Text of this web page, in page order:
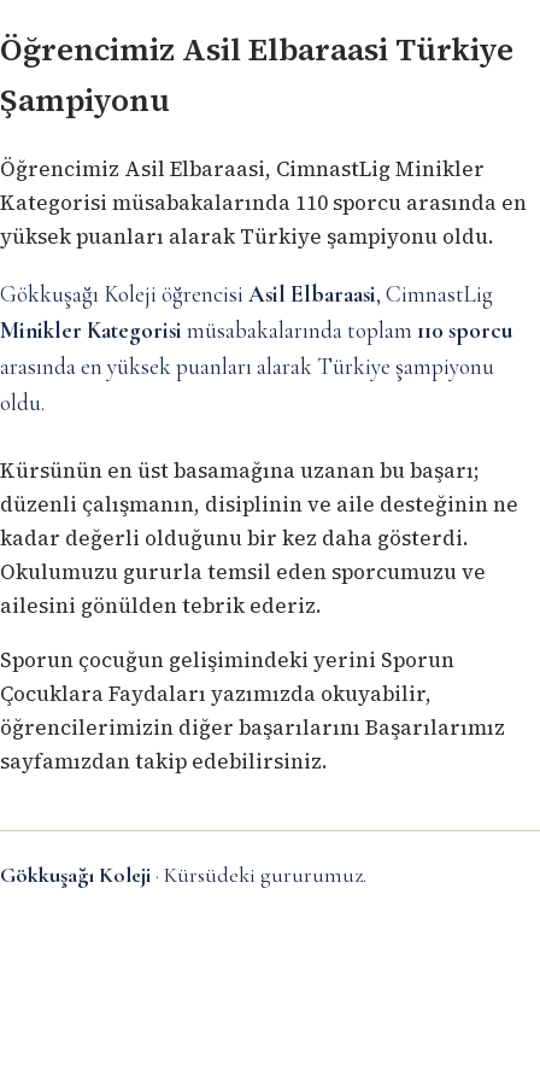
Öğrencimiz Asil Elbaraasi Türkiye
Şampiyonu
Öğrencimiz Asil Elbaraasi, CimnastLig Minikler
Kategorisi müsabakalarında 110 sporcu arasında en
yüksek puanları alarak Türkiye şampiyonu oldu.
Gökkuşağı Koleji öğrencisi Asil Elbaraasi, CimnastLig
Minikler Kategorisi müsabakalarında toplam 110 sporcu
arasında en yüksek puanları alarak Türkiye şampiyonu
oldu.
Kürsünün en üst basamağına uzanan bu başarı;
düzenli çalışmanın, disiplinin ve aile desteğinin ne
kadar değerli olduğunu bir kez daha gösterdi.
Okulumuzu gururla temsil eden sporcumuzu ve
ailesini gönülden tebrik ederiz.
Sporun çocuğun gelişimindeki yerini Sporun
Çocuklara Faydaları yazımızda okuyabilir,
öğrencilerimizin diğer başarılarını Başarılarımız
sayfamızdantakip edebilirsiniz.
Gökkuşağı Koleji · Kürsüdeki gururumuz.